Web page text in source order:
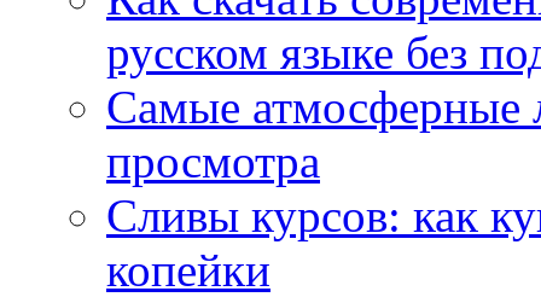
русском языке без
Самые атмосферные
просмотра
Сливы курсов: как
копейки